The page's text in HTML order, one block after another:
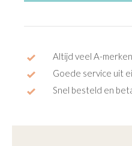
Altijd veel A-
Goede service uit
Snel besteld en